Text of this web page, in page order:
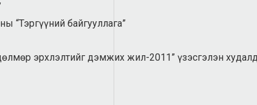
“Тэргүүний байгууллага”
эрхлэлтийг дэмжих жил-2011” үзэсгэлэн